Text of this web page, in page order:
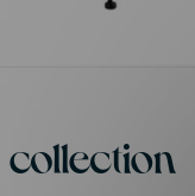
collection